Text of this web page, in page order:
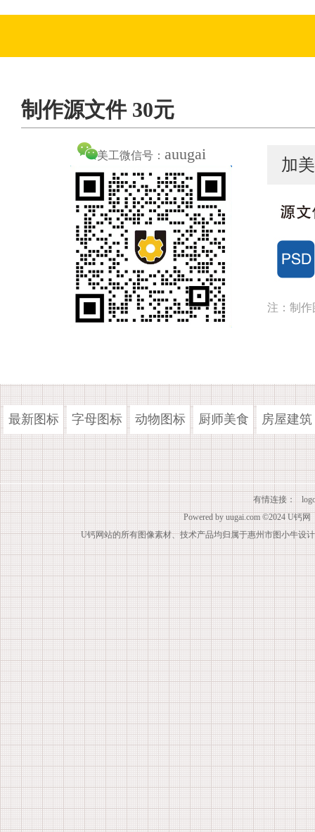
制作源文件 30元
美工微信号： auugai
加
注：制作
最新图标 字母图标 动物图标 厨师美食 房屋建筑
有情连接：
Powered by uugai.com ©2024 U钙网
U钙网站的所有图像素材、技术产品均归属于惠州市图小牛设